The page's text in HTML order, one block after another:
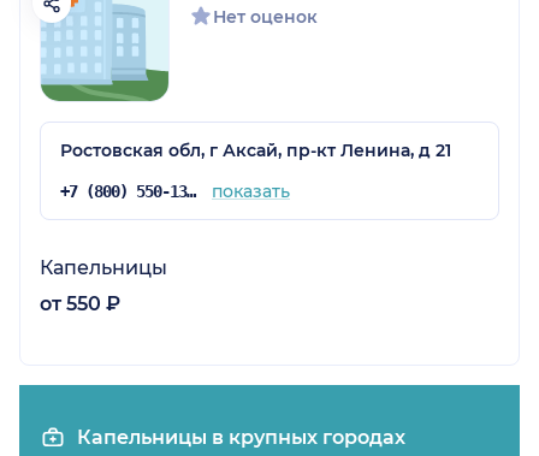
Нет оценок
Ростовская обл, г Аксай, пр-кт Ленина, д 21
+7 (800) 550-13-13 показать
Капельницы
от 550 ₽
Капельницы в крупных городах